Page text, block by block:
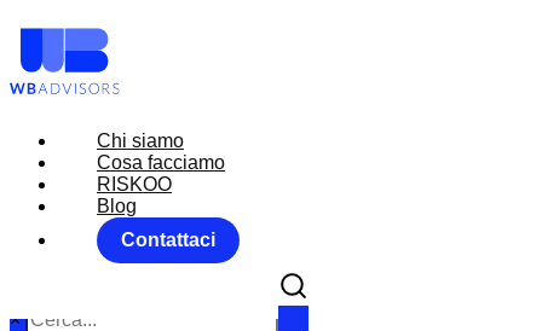
Chi siamo
Cosa facciamo
RISKOO
Blog
Contattaci
Chi siamo
Cosa facciamo
RISKOO
Blog
Contattaci
×